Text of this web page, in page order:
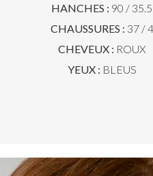
HANCHES : 90 / 35.5
CHAUSSURES : 37 / 4
CHEVEUX : ROUX
YEUX : BLEUS